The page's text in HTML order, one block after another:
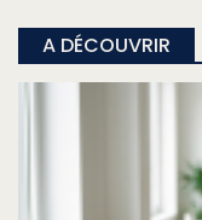
A DÉCOUVRIR